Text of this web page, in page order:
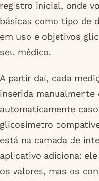
registro inicial, onde
básicas como tipo de
em uso e objetivos
seu médico.
A partir daí, cada
inserida manualmente
automaticamente
glicosímetro
está na camada de
aplicativo adiciona:
os valores, mas os